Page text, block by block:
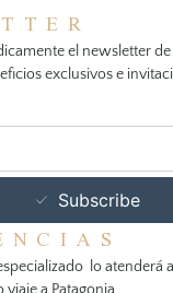
el newsletter de
exclusivos e
Subscribe
lo atenderá
a Patagonia.